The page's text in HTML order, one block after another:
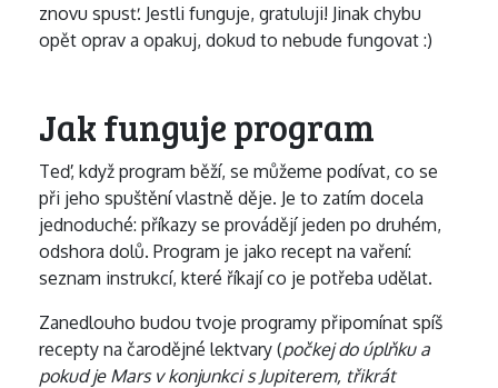
znovu spusť. Jestli funguje, gratuluji! Jinak chybu
opět oprav a opakuj, dokud to nebude fungovat :)
Jak funguje program
Teď, když program běží, se můžeme podívat, co se
při jeho spuštění vlastně děje. Je to zatím docela
jednoduché: příkazy se provádějí jeden po druhém,
odshora dolů. Program je jako recept na vaření:
seznam instrukcí, které říkají co je potřeba udělat.
Zanedlouho budou tvoje programy připomínat spíš
recepty na čarodějné lektvary (počkej do úplňku a
pokud je Mars v konjunkci s Jupiterem, třikrát